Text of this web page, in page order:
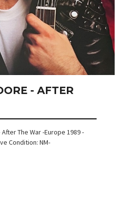
- AFTER
The War -Europe 1989 -
Condition: NM-